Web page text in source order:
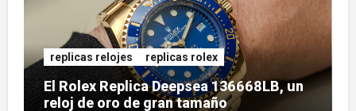
replicas relojes replicas rolex
El Rolex Replica Deepsea 136668LB, un
reloj de oro de gran tamaño